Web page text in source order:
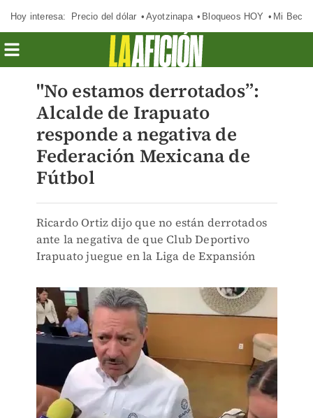
Hoy interesa: Precio del dólar Ayotzinapa Bloqueos HOY Mi Beca
"No estamos derrotados”:
Alcalde de Irapuato
responde a negativa de
Federación Mexicana de
Fútbol
Ricardo Ortiz dijo que no están derrotados
ante la negativa de que Club Deportivo
Irapuato juegue en la Liga de Expansión